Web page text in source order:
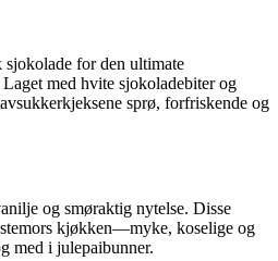
for den ultimate
med hvite sjokoladebiter og
sprø, forfriskende og
og smøraktig nytelse. Disse
kjøkken—myke, koselige og
med i julepaibunner.